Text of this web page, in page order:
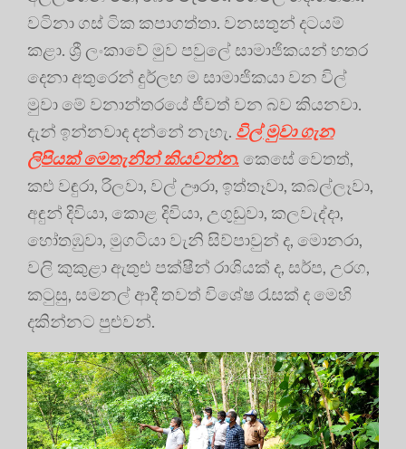
වටිනා ගස් ටික කපාගත්තා. වනසතුන් දටයම්
කළා. ශ්‍රී ලංකාවේ මුව පවුලේ සාමාජිකයන් හතර
දෙනා අතුරෙන් දුර්ලභ ම සාමාජිකයා වන විල්
මුවා මේ වනාන්තරයේ ජීවත් වන බව කියනවා.
දැන් ඉන්නවාද දන්නේ නැහැ. විල් මුවා ගැන
ලිපියක් මෙතැනින් කියවන්න. කෙසේ වෙතත්,
කළු වඳුරා, රිලවා, වල් ඌරා, ඉත්තෑවා, කබල්ලෑවා,
අඳුන් දිවියා, කොළ දිවියා, උගුඩුවා, කලවැද්දා,
හෝතඹුවා, මුගටියා වැනි සිව්පාවුන් ද, මොනරා,
වලි කුකුළා ඇතුළු පක්ෂීන් රාශියක් ද, සර්ප, උරග,
කටුසු, සමනල් ආදී තවත් විශේෂ රැසක් ද මෙහි
දකින්නට පුළුවන්.